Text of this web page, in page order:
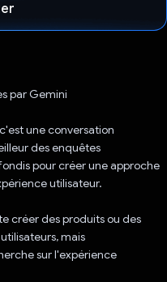
par Gemini
une conversation
des enquêtes
pour créer une approche
utilisateur.
créer des produits ou des
mais
sur l'expérience